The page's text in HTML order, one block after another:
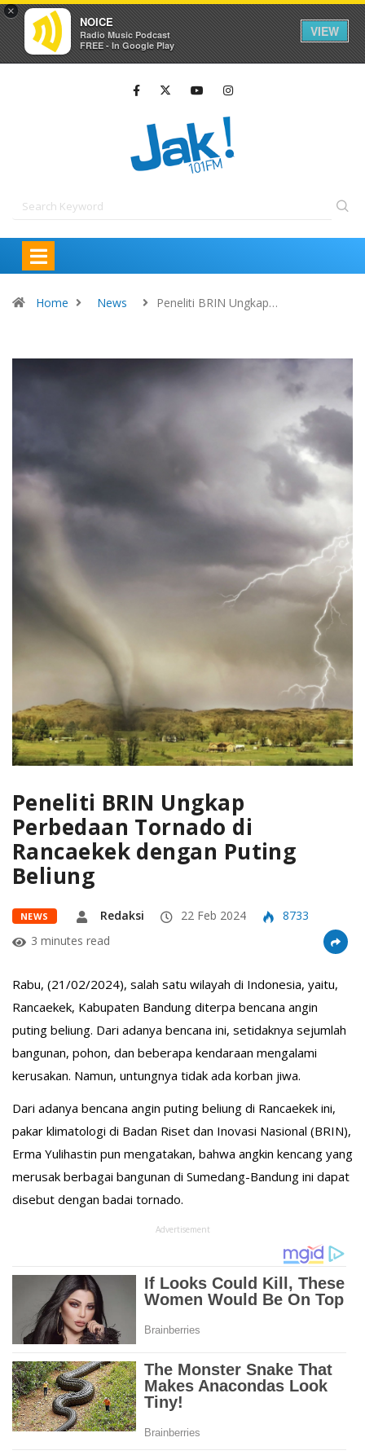
×
NOICE
Radio Music Podcast
FREE - In Google Play
VIEW
Home News Peneliti BRIN Ungkap…
Peneliti BRIN Ungkap
Perbedaan Tornado di
Rancaekek dengan Puting
Beliung
NEWS Redaksi 22 Feb 2024
8733
3 minutes read
Rabu, (21/02/2024), salah satu wilayah di Indonesia, yaitu,
Rancaekek, Kabupaten Bandung diterpa bencana angin
puting beliung. Dari adanya bencana ini, setidaknya sejumlah
bangunan, pohon, dan beberapa kendaraan mengalami
kerusakan. Namun, untungnya tidak ada korban jiwa.
Dari adanya bencana angin puting beliung di Rancaekek ini,
pakar klimatologi di Badan Riset dan Inovasi Nasional (BRIN),
Erma Yulihastin pun mengatakan, bahwa angkin kencang yang
merusak berbagai bangunan di Sumedang-Bandung ini dapat
disebut dengan badai tornado.
Advertisement